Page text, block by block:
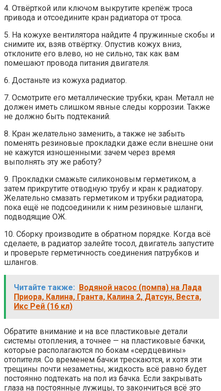
4. Отвёрткой или ключом выкрутите крепёж троса
привода и отсоедините кран радиатора от троса.
5. На кожухе вентилятора найдите 4 пружинные скобы и
снимите их, взяв отвёртку. Опустив кожух вниз,
отклоните его влево, но не сильно, так как вам
помешают провода питания двигателя.
6. Достаньте из кожуха радиатор.
7. Осмотрите его металлические трубки, кран. Металл не
должен иметь слишком явные следы коррозии. Также
не должно быть подтеканий.
8. Кран желательно заменить, а также не забыть
поменять резиновые прокладки даже если внешне они
не кажутся изношенными: зачем через время
выполнять эту же работу?
9. Прокладки смажьте силиконовым герметиком, а
затем прикрутите отводную трубу и кран к радиатору.
Желательно смазать герметиком и трубки радиатора,
пока ещё не подсоединили к ним резиновые шланги,
подводящие ОЖ.
10. Сборку производите в обратном порядке. Когда всё
сделаете, в радиатор залейте тосол, двигатель запустите
и проверьте герметичность соединения патрубков и
шлангов.
Читайте также:
Водяной насос (помпа) на Лада
Приора, Калина, Гранта, Калина 2, Датсун, Веста,
Икс Рей (16 кл)
Обратите внимание и на все пластиковые детали
системы отопления, а точнее — на пластиковые бачки,
которые располагаются по бокам «сердцевины»
отопителя. Со временем бачки трескаются, и хотя эти
трещины почти незаметны, жидкость всё равно будет
постоянно подтекать на пол из бачка. Если закрывать
глаза на постоянные лужицы, то закончиться всё это